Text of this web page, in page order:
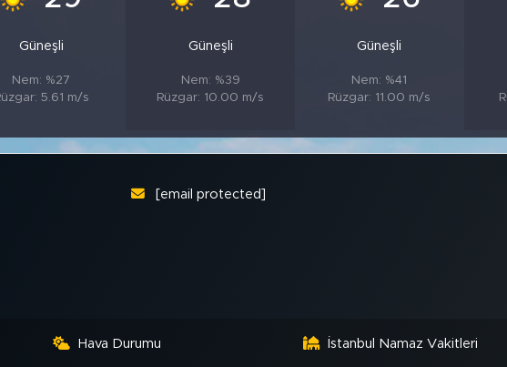
Güneşli
Nem: %27
5.61 m/s
Güneşli
Nem: %39
Rüzgar: 10.00 m/s
Güneşli
Nem: %41
Rüzgar: 11.00 m/s
[email protected]
Hava Durumu İstanbul Namaz Vakitleri